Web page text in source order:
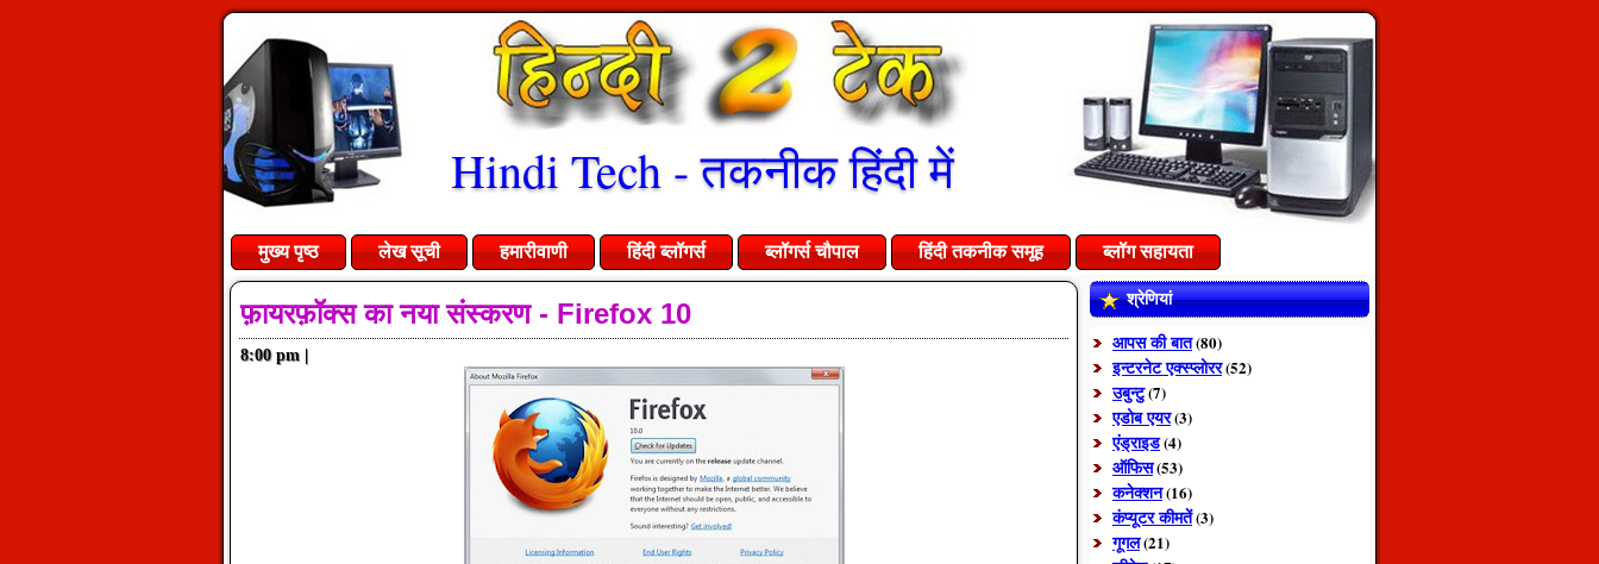
Hindi Tech - तकनीक हिंदी में
मुख्य पृष्ठ लेख सूची हमारीवाणी हिंदी ब्लॉगर्स ब्लॉगर्स चौपाल हिंदी तकनीक समूह ब्लॉग सहायता
फ़ायरफ़ॉक्स का नया संस्करण - Firefox 10
8:00 pm |
श्रेणियां
आपस की बात(80)
इन्टरनेट एक्स्प्लोरर(52)
उबुन्टु(7)
एडोब एयर(3)
एंड्राइड(4)
ऑफिस(53)
कनेक्शन(16)
कंप्यूटर कीमतें(3)
गूगल(21)